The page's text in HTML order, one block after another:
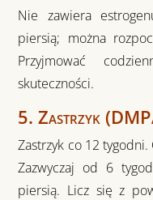
Nie zawiera
piersią; można
Przyjmować
skuteczności.
5. Zastrzyk
Zastrzyk co 12 tygodni.
Zazwyczaj od 6
piersią. Licz się z